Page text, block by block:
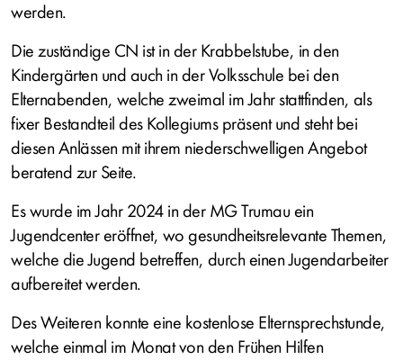
werden.
Die zuständige CN ist in der Krabbelstube, in den
Kindergärten und auch in der Volksschule bei den
Elternabenden, welche zweimal im Jahr stattfinden, als
fixer Bestandteil des Kollegiums präsent und steht bei
diesen Anlässen mit ihrem niederschwelligen Angebot
beratend zur Seite.
Es wurde im Jahr 2024 in der MG Trumau ein
Jugendcenter eröffnet, wo gesundheitsrelevante Themen,
welche die Jugend betreffen, durch einen Jugendarbeiter
aufbereitet werden.
Des Weiteren konnte eine kostenlose Elternsprechstunde,
welche einmal im Monat von den Frühen Hilfen